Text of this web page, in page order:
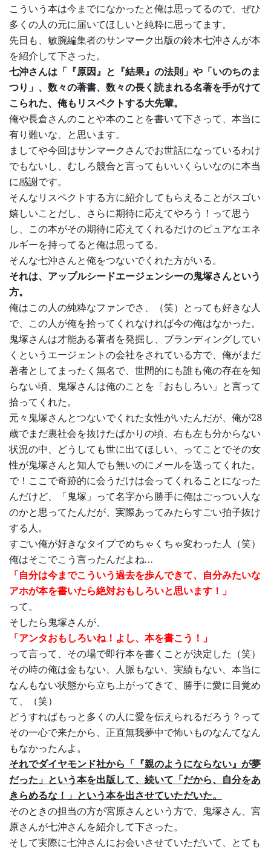
こういう本は今までになかったと俺は思ってるので、ぜひ
多くの人の元に届いてほしいと純粋に思ってます。
先日も、敏腕編集者のサンマーク出版の鈴木七沖さんが本
を紹介して下さった。
七沖さんは「『原因』と『結果』の法則」や「いのちのま
つり」、数々の著書、数々の長く読まれる名著を手がけて
こられた、俺もリスペクトする大先輩。
俺や長倉さんのことや本のことを書いて下さって、本当に
有り難いな、と思います。
ましてや今回はサンマークさんでお世話になっているわけ
でもないし、むしろ競合と言ってもいいくらいなのに本当
に感謝です。
そんなリスペクトする方に紹介してもらえることがスゴい
嬉しいことだし、さらに期待に応えてやろう！って思う
し、この本がその期待に応えてくれるだけのピュアなエネ
ルギーを持ってると俺は思ってる。
そんな七沖さんと俺をつないでくれた方がいる。
それは、アップルシードエージェンシーの鬼塚さんという
方。
俺はこの人の純粋なファンでさ、（笑）とっても好きな人
で、この人が俺を拾ってくれなければ今の俺はなかった。
鬼塚さんは才能ある著者を発掘し、ブランディングしてい
くというエージェントの会社をされている方で、俺がまだ
著者としてまったく無名で、世間的にも誰も俺の存在を知
らない頃、鬼塚さんは俺のことを「おもしろい」と言って
拾ってくれた。
元々鬼塚さんとつないでくれた女性がいたんだが、俺が28
歳でまだ裏社会を抜けたばかりの頃、右も左も分からない
状況の中、どうしても世に出てほしい、ってことでその女
性が鬼塚さんと知人でも無いのにメールを送ってくれた。
で！ここで奇跡的に会うだけは会ってくれることになった
んだけど、「鬼塚」って名字から勝手に俺はごっつい人な
のかと思ってたんだが、実際あってみたらすごい拍子抜け
する人。
すごい俺が好きなタイプでめちゃくちゃ変わった人（笑）
俺はそこでこう言ったんだよね…
「自分は今までこういう過去を歩んできて、自分みたいな
アホが本を書いたら絶対おもしろいと思います！」
って。
そしたら鬼塚さんが、
「アンタおもしろいね！よし、本を書こう！」
って言って、その場で即行本を書くことが決定した（笑）
その時の俺は金もない、人脈もない、実績もない、本当に
なんもない状態から立ち上がってきて、勝手に愛に目覚め
て、（笑）
どうすればもっと多くの人に愛を伝えられるだろう？って
その一心で来たから、正直無我夢中で怖いものなんてなん
もなかったんよ。
それでダイヤモンド社から「『親のようにならない』が夢
だった」という本を出版して、続いて「だから、自分をあ
きらめるな！」という本を出させていただいた。
そのときの担当の方が宮原さんという方で、鬼塚さん、宮
原さんが七沖さんを紹介して下さった。
そして実際に七沖さんにお会いさせていただいて、とても